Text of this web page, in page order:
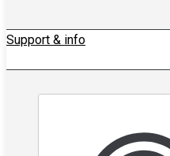
Support & info